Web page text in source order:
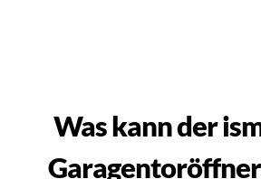
Was kann der